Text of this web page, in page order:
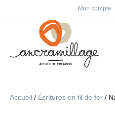
F
a
c
I
n
s
Mon compte
Accueil / Écritures en fil de fer /